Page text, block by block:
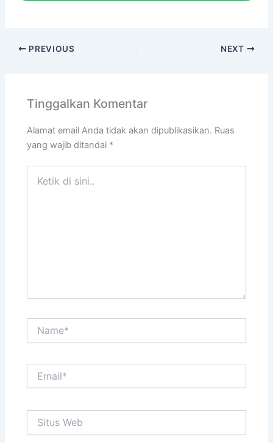
PREVIOUS NEXT
Tinggalkan Komentar
Alamat email Anda tidak akan dipublikasikan. Ruas
yang wajib ditandai *
Web